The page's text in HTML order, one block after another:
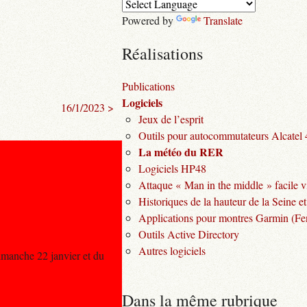
16/1/2023 >
22 janvier et du
Powered by Translate
Réalisations
Publications
Logiciels
Jeux de l’esprit
Outils pour autocommutateurs Alcatel
La météo du RER
Logiciels HP48
Attaque « Man in the middle » facile
Historiques de la hauteur de la Seine
Applications pour montres Garmin
Outils Active Directory
Autres logiciels
Dans la même rubrique